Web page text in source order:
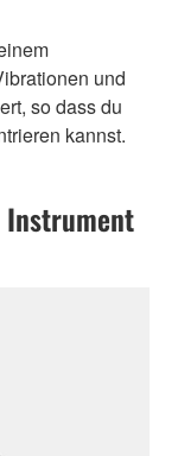
und
so dass du
kannst.
Instrument